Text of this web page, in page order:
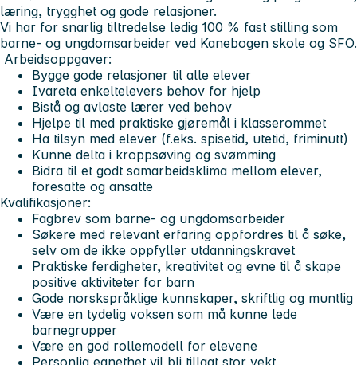
læring, trygghet og gode relasjoner.
Vi har for snarlig tiltredelse ledig 100 % fast stilling som
barne- og ungdomsarbeider ved Kanebogen skole og SFO.
Arbeidsoppgaver:
Bygge gode relasjoner til alle elever
Ivareta enkeltelevers behov for hjelp
Bistå og avlaste lærer ved behov
Hjelpe til med praktiske gjøremål i klasserommet
Ha tilsyn med elever (f.eks. spisetid, utetid, friminutt)
Kunne delta i kroppsøving og svømming
Bidra til et godt samarbeidsklima mellom elever,
foresatte og ansatte
Kvalifikasjoner:
Fagbrev som barne- og ungdomsarbeider
Søkere med relevant erfaring oppfordres til å søke,
selv om de ikke oppfyller utdanningskravet
Praktiske ferdigheter, kreativitet og evne til å skape
positive aktiviteter for barn
Gode norskspråklige kunnskaper, skriftlig og muntlig
Være en tydelig voksen som må kunne lede
barnegrupper
Være en god rollemodell for elevene
Personlig egnethet vil bli tillagt stor vekt